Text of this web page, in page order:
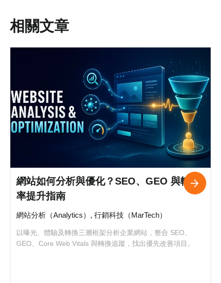
相關文章
網站如何分析與優化？SEO、GEO 與轉換
率提升指南
網站分析（Analytics）, 行銷科技（MarTech）
以曝光、體驗及轉換三層框架分析企業網站，整合 SEO、
GEO、Core Web Vitals 與轉換追蹤，找出優先改善項目。